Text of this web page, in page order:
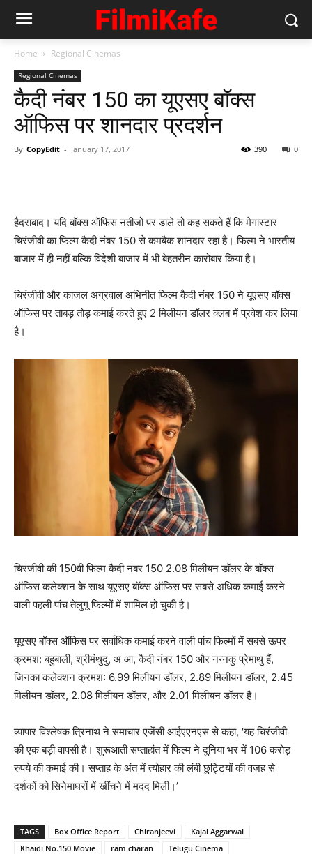
Home Regional Cinemas
Regional Cinemas
कैदी नंबर 150 का यूएसए बॉक्‍स
ऑफिस पर शानदार प्रदर्शन
By CopyEdit - January 17, 2017 0
390
हैदराबाद। यदि बॉक्‍स ऑफिस नतीजों पर डाले तो कह सकते हैं कि मेगास्‍टार
चिरंजीवी का फिल्‍म कैदी नंबर 150 से कमबैक शानदार रहा है। फिल्‍म ने भारतीय
बाजार में ही नहीं बल्‍कि विदेशी बाजार में भी बेहतरीन कारोबार किया है।
चिरंजीवी और काजल अग्रवाल अभिनीत फिल्‍म कैदी नंबर 150 ने यूएसए बॉक्‍स
ऑफिस पर ताबड़ तोड़ कमाई करते हुए 2 मिलीयन डॉलर क्‍लब में प्रवेश कर लिया
है।
चिरंजीवी की 150वीं फिल्‍म कैदी नंबर 150 2.08 मिलीयन डॉलर के बॉक्‍स
ऑफिस कलेक्‍शन के साथ यूएसए बॉक्‍स ऑफिस पर सबसे अधिक कमाई करने
वाली पहली पांच तेलुगू फिल्‍मों में शामिल हो चुकी है।
यूएसए बॉक्‍स ऑफिस पर सर्वाधिक कमाई करने वाली पांच फिल्‍मों में सबसे ऊपर
क्रमश: बहुबाली, श्रीमंथुदु, अ आ, कैदी नंबर 150 और नन्‍नकु प्रेमाथु हैं,
जिनका कलेक्‍शन क्रमश: 6.99 मिलीयन डॉलर, 2.89 मिलीयन डॉलर, 2.45
मिलीयन डॉलर, 2.08 मिलीयन डॉलर, और 2.01 मिलीयन डॉलर है।
व्यापार विश्लेषक त्रिनाथ ने समाचार एजेंसी आईएएनएस से कहा, ‘यह चिरंजीवी
की एक बड़ी वापसी है। शुरूआती सप्ताहांत में फिल्म ने दुनिया भर में 106 करोड़
रुपये की कमाई की। सप्ताह के अंत में त्योहार की लंबी छुट्टियों की वजह से
दर्शकों को सिनेमाघरों में खींचने में मदद मिली।’
TAGS Box Office Report Chiranjeevi
Kajal Aggarwal
Khaidi No.150 Movie
ram charan Telugu Cinema